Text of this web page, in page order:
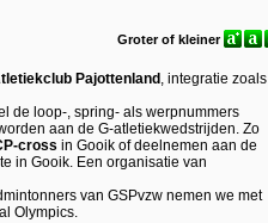
Groter of kleiner
Pajottenland , integratie zoals
de loop-, spring- als werpnummers
aan de G-atletiekwedstrijden. Zo
cross in Gooik of deelnemen aan de
in Gooik. Een organisatie van
van GSPvzw nemen we met
Olympics.